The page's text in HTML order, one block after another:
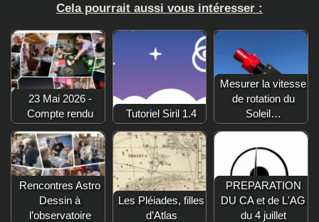
Cela pourrait aussi vous intéresser :
23 Mai 2026 -
Compte rendu
Tutoriel Siril 1.4
Mesurer la vitesse
de rotation du
Soleil…
Rencontres Astro
Dessin à
l’observatoire
Les Pléiades, filles
d’Atlas
PREPARATION
DU CA et de L'AG
du 4 juillet